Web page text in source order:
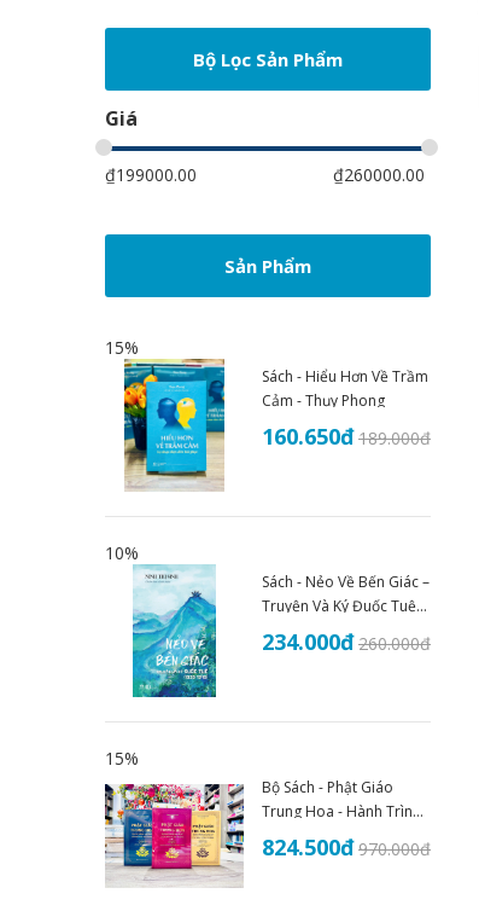
Bộ Lọc Sản Phẩm
Giá
₫199000.00 ₫260000.00
Sản Phẩm
15%
Sách - Hiểu Hơn Về Trầm
Cảm - Thụy Phong
160.650đ189.000đ
10%
Sách - Nẻo Về Bến Giác –
Truyện Và Ký Đuốc Tuệ
(1935–1945) - An Thư
Book
234.000đ260.000đ
15%
Bộ Sách - Phật Giáo
Trung Hoa - Hành Trình
Lịch Sử Văn Hóa Và Tư
Tưởng (Trọn Bộ 3 Tập)
824.500đ970.000đ